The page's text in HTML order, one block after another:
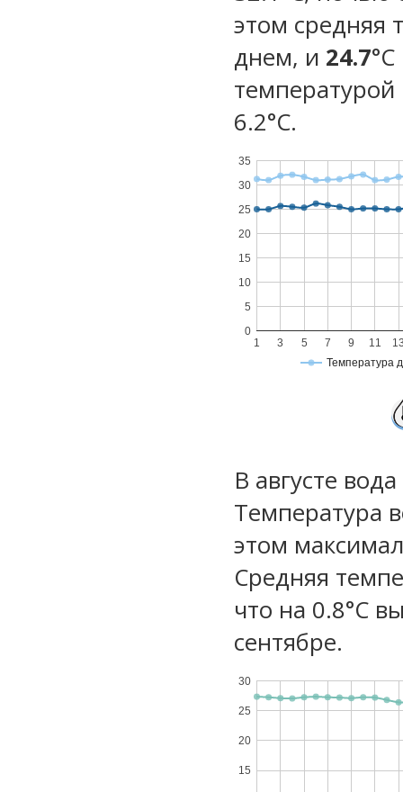
этом средняя
днем, и 24.7
температурой
6.2°С.
Температура
1 3 5 7 9 11
0
5
10
15
20
25
30
35
В августе
Температура
этом
Средняя
что на 0.8°C
сентябре.
15
20
25
30